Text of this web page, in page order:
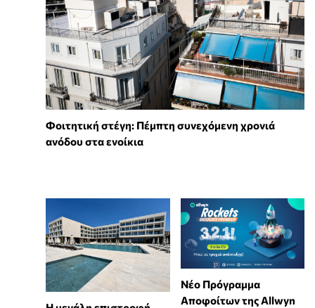
Φοιτητική στέγη: Πέμπτη συνεχόμενη χρονιά
ανόδου στα ενοίκια
Νέο Πρόγραμμα
Αποφοίτων της Allwyn